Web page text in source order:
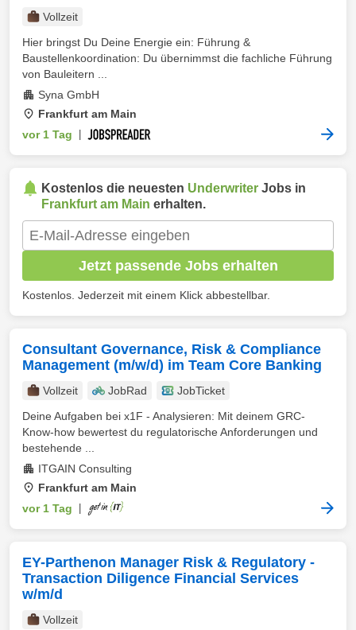
Vollzeit
Hier bringst Du Deine Energie ein: Führung &
Baustellenkoordination: Du übernimmst die fachliche Führung
von Bauleitern ...
Syna GmbH
Frankfurt am Main
vor 1 Tag
Kostenlos die neuesten Underwriter Jobs in
Frankfurt am Main erhalten.
Jetzt passende Jobs erhalten
Kostenlos. Jederzeit mit einem Klick abbestellbar.
Consultant Governance, Risk & Compliance
Management (m/w/d) im Team Core Banking
Vollzeit JobRad
JobTicket
Deine Aufgaben bei x1F - Analysieren: Mit deinem GRC-
Know-how bewertest du regulatorische Anforderungen und
bestehende ...
ITGAIN Consulting
Frankfurt am Main
vor 1 Tag
EY-Parthenon Manager Risk & Regulatory -
Transaction Diligence Financial Services
w/m/d
Vollzeit